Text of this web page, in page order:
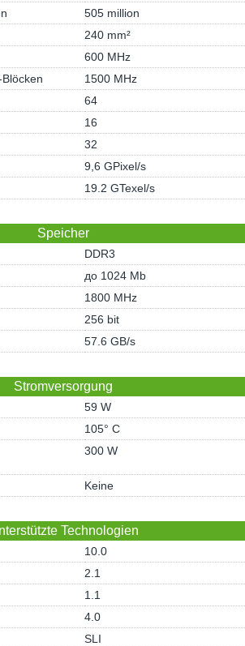
505 million
240 mm²
600 MHz
1500 MHz
64
16
32
9,6 GPixel/s
19.2 GTexel/s
Speicher
DDR3
до 1024 Mb
1800 MHz
256 bit
57.6 GB/s
Stromversorgung
59 W
105° C
300 W
Keine
Technologien
10.0
2.1
1.1
4.0
SLI